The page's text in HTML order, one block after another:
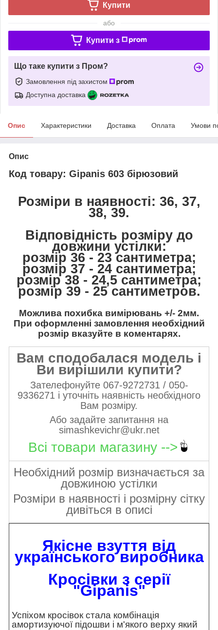
Купити
або
Купити з
Що таке купити з Пром?
Замовлення під захистом
Доступна доставка
Опис Характеристики Доставка Оплата Умови
Опис
Код товару: Gipanis 603 бірюзовий
Розміри в наявності: 36, 37,
38, 39.
Відповідність розміру до
довжини устілки:
розмір 36 - 23 сантиметра;
розмір 37 - 24 сантиметра;
розмір 38 - 24,5 сантиметра;
розмір 39 - 25 сантиметров.
Можлива похибка вимірювань +/- 2мм.
При оформленні замовлення необхідний
розмір вказуйте в коментарях.
Вам сподобалася модель і
Ви вирішили купити?
Зателефонуйте 067-9272731 / 050-
9336271 і уточніть наявність необхідного
Вам розміру.
Або задайте запитання на
simashkevichr@ukr.net
Всі товари магазину -->
Необхідний розмір визначається за
довжиною устілки
Розміри в наявності і розмірну сітку
дивіться в описі
Якісне взуття від
українського виробника
Кросівки з серії
"Gipanis"
Успіхом кросівок стала комбінація
амортизуючої підошви і м'якого верху який